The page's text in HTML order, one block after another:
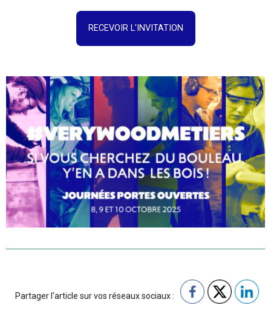
RECEVOIR L'INVITATION
Partager l'article sur vos réseaux sociaux :